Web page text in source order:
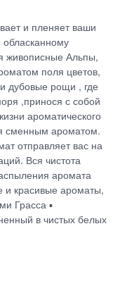
и пленяет ваши
обласканному
живописные Альпы,
поля цветов,
дубовые рощи , где
,принося с собой
ароматического
сменным ароматом.
отправляет вас на
Вся чистота
аромата
и красивые ароматы,
Грасса ▪
в чистых белых